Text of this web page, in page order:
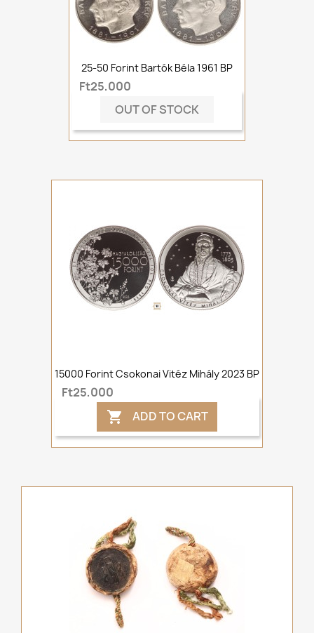
25-50 Forint Bartók Béla 1961 BP
Ft25,000
OUT OF STOCK
15000 Forint Csokonai Vitéz Mihály 2023 BP
Ft25,000
 ADD TO CART